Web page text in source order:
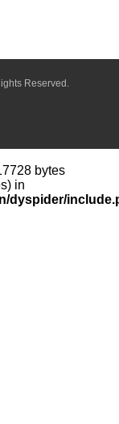
Reserved.
bytes
in
dyspider/